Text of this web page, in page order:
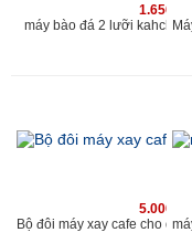
máy bào đá 2 lưỡi